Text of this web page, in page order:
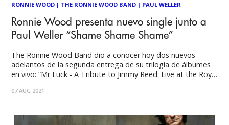
RONNIE WOOD | THE RONNIE WOOD BAND | PAUL WELLER
Ronnie Wood presenta nuevo single junto a
Paul Weller “Shame Shame Shame”
The Ronnie Wood Band dio a conocer hoy dos nuevos
adelantos de la segunda entrega de su trilogía de álbumes
en vivo: “Mr Luck - A Tribute to Jimmy Reed: Live at the Royal
"Shame, Shame, Shame" de Jimmy Reed,
07 AUG 2021